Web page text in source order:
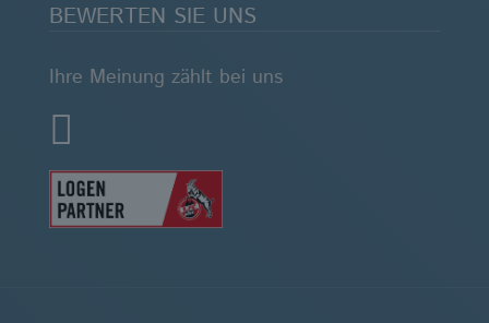
BEWERTEN SIE UNS
Ihre Meinung zählt bei uns